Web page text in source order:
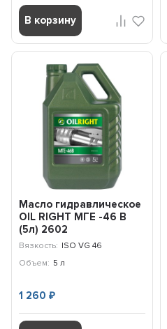
В корзину
Масло гидравлическое
OIL RIGHT МГЕ -46 В
(5л) 2602
Вязкость: ISO VG 46
Объем: 5 л
1 260₽